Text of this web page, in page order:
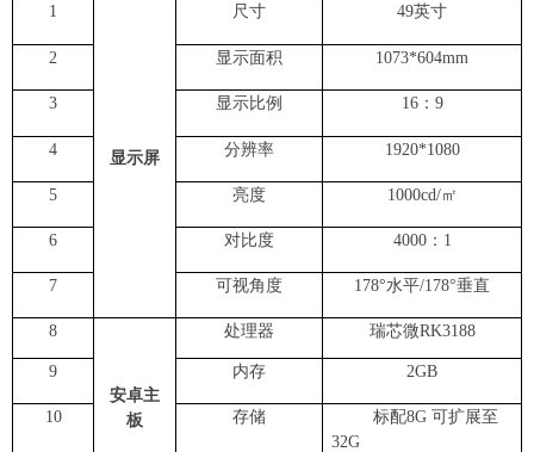
1
显示屏
尺寸 49英寸
2 显示面积 1073*604mm
3 显示比例 16： 9
4 分辨率 1920*1080
5 亮度 1 000cd/㎡
6 对比度 4000： 1
7 可视角度 178°水平/178°垂直
8
安卓主
板
处理器 瑞芯微RK31 88
9 内存 2GB
10 存储
标配8G 可扩展至
32G